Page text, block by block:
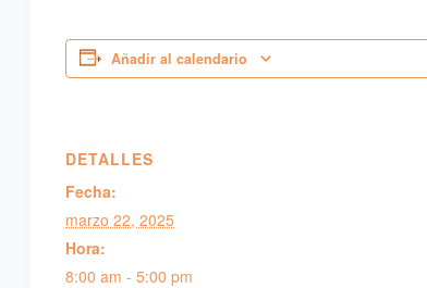
Añadir al calendario
DETALLES
Fecha:
marzo 22, 2025
Hora:
8:00 am - 5:00 pm